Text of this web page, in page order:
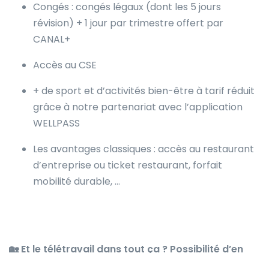
Congés : congés légaux (dont les 5 jours
révision) + 1 jour par trimestre offert par
CANAL+
Accès au CSE
+ de sport et d’activités bien-être à tarif réduit
grâce à notre partenariat avec l’application
WELLPASS
Les avantages classiques : accès au restaurant
d’entreprise ou ticket restaurant, forfait
mobilité durable, …
🏡 Et le télétravail dans tout ça ? Possibilité d’en